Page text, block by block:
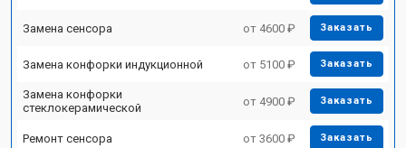
Замена сенсора от 4600 ₽ Заказать
Замена конфорки индукционной от 5100 ₽ Заказать
Замена конфорки
стеклокерамической
от 4900 ₽ Заказать
Ремонт сенсора от 3600 ₽ Заказать